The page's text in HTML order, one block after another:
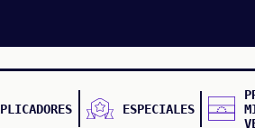
ESPECIALES